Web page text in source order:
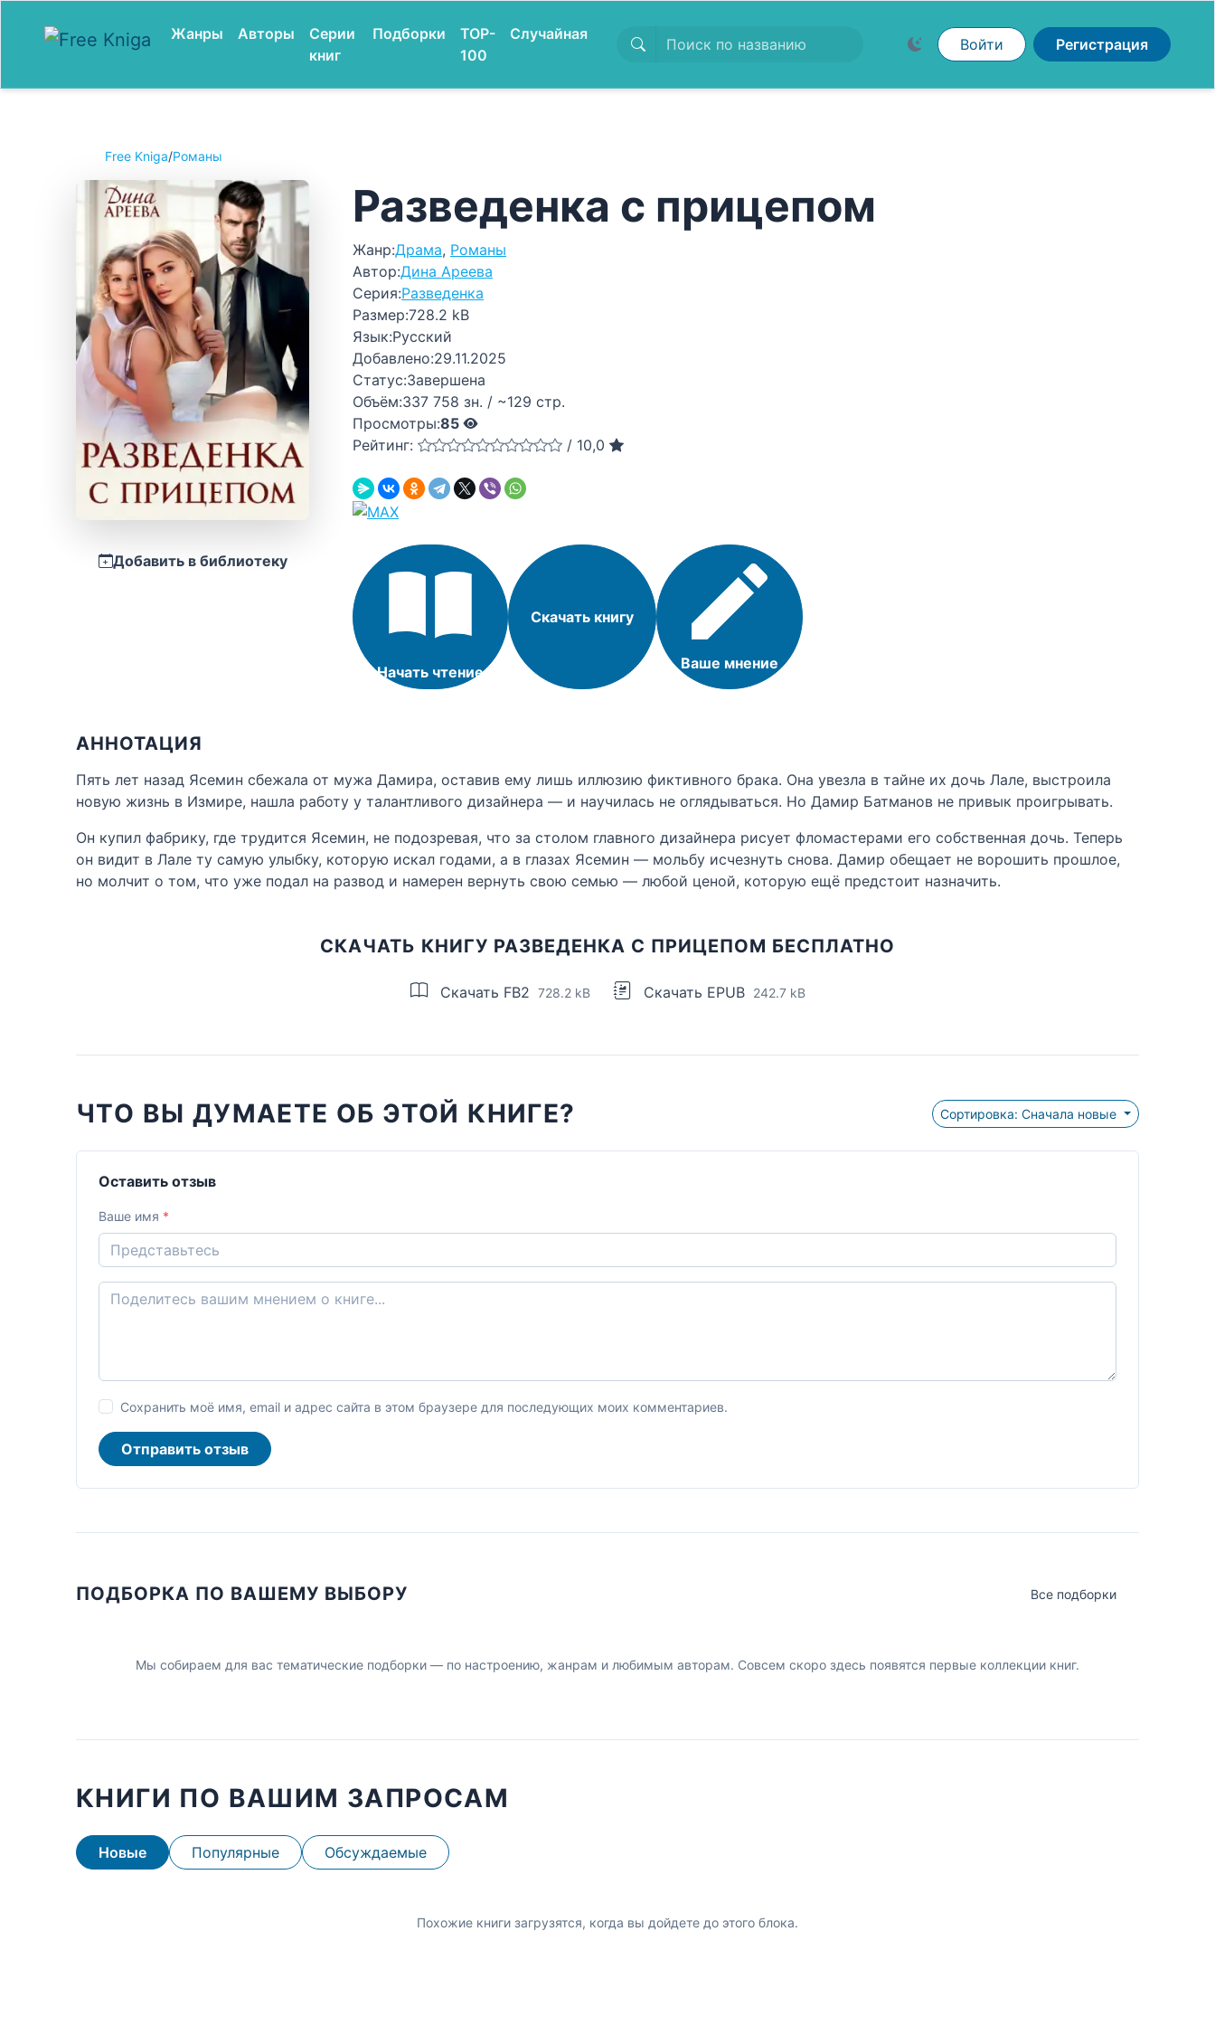
Жанры Авторы
Серии
книг
Подборки
TOP-
100
Случайная
Войти Регистрация
Free Kniga/Романы
Добавить в библиотеку
Разведенка с прицепом
Жанр:Драма, Романы
Автор:Дина Ареева
Серия:Разведенка
Размер:728.2 kB
Язык:Русский
Добавлено:29.11.2025
Статус:Завершена
Объём:337 758 зн. / ~129 стр.
Просмотры:85
Рейтинг:
/ 10,0
Начать чтение
Скачать книгу
Ваше мнение
АННОТАЦИЯ
Пять лет назад Ясемин сбежала от мужа Дамира, оставив ему лишь иллюзию фиктивного брака. Она увезла в тайне их дочь Лале, выстроила
новую жизнь в Измире, нашла работу у талантливого дизайнера — и научилась не оглядываться. Но Дамир Батманов не привык проигрывать.
Он купил фабрику, где трудится Ясемин, не подозревая, что за столом главного дизайнера рисует фломастерами его собственная дочь. Теперь
он видит в Лале ту самую улыбку, которую искал годами, а в глазах Ясемин — мольбу исчезнуть снова. Дамир обещает не ворошить прошлое,
но молчит о том, что уже подал на развод и намерен вернуть свою семью — любой ценой, которую ещё предстоит назначить.
СКАЧАТЬ КНИГУ РАЗВЕДЕНКА С ПРИЦЕПОМ БЕСПЛАТНО
Скачать FB2 728.2 kB Скачать EPUB 242.7 kB
ЧТО ВЫ ДУМАЕТЕ ОБ ЭТОЙ КНИГЕ? Сортировка: Сначала новые
Оставить отзыв
Ваше имя *
Сохранить моё имя, email и адрес сайта в этом браузере для последующих моих комментариев.
Отправить отзыв
ПОДБОРКА ПО ВАШЕМУ ВЫБОРУ Все подборки
Мы собираем для вас тематические подборки — по настроению, жанрам и любимым авторам. Совсем скоро здесь появятся первые коллекции книг.
КНИГИ ПО ВАШИМ ЗАПРОСАМ
Новые Популярные Обсуждаемые
Похожие книги загрузятся, когда вы дойдете до этого блока.